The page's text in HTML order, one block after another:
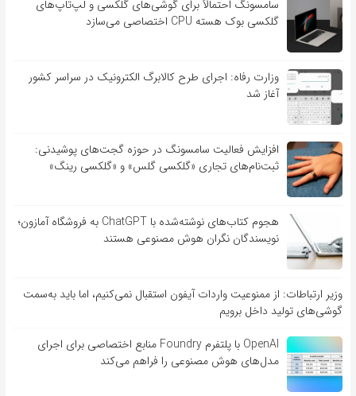
سامسونگ احتمالاً برای گوشی‌های گلکسی و لپ‌تاپ‌های
گلکسی بوک هسته CPU اختصاصی می‌سازد
وزارت رفاه: اجرای طرح کالابرگ الکترونیک در سراسر کشور
آغاز شد
افزایش فعالیت سامسونگ در حوزه گجت‌های پوشیدنی:
ثبت‌نام‌های تجاری «گلکسی گلس» و «گلکسی رینگ»
هجوم کتاب‌های نوشته‌شده با ChatGPT به فروشگاه آمازون؛
نویسندگان نگران هوش مصنوعی هستند
وزیر ارتباطات: از ممنوعیت واردات آیفون استقبال نمی‌کنیم، اما باید به‌سمت
گوشی‌های تولید داخل برویم
OpenAI با پلتفرم Foundry منابع اختصاصی برای اجرای
مدل‌های هوش مصنوعی را فراهم می‌کند